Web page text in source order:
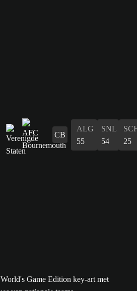
CB
ALG
55
SNL
54
25